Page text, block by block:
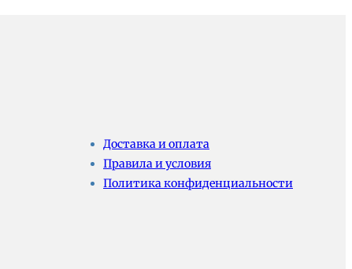
Доставка и оплата
Правила и условия
Политика конфиденциальности